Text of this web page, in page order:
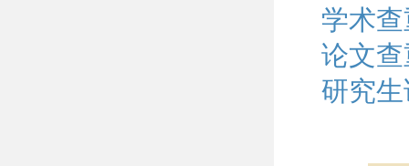
学术
论文
研究